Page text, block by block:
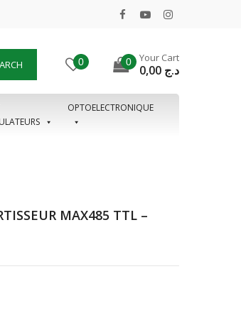
0 0 Your Cart
د.ج
OPTOELECTRONIQUE
MAX485 TTL –